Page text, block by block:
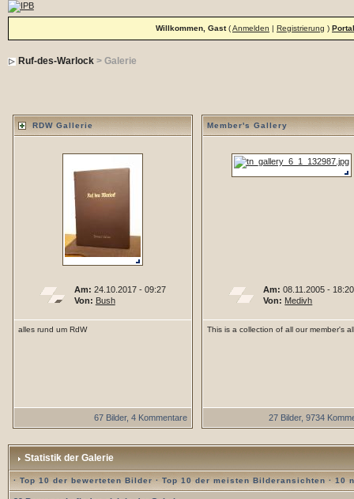
Willkommen, Gast(Anmelden | Registrierung ) Portal
Ruf-des-Warlock> Galerie
RDW Gallerie
Am: 24.10.2017 - 09:27
Von: Bush
alles rund um RdW
67 Bilder, 4 Kommentare
Member's Gallery
Am: 08.11.2005 - 18:20
Von: Medivh
This is a collection of all our member's
27 Bilder, 9734
Statistik der Galerie
· Top 10 der bewerteten Bilder· Top 10 der meisten Bilderansichten · 10